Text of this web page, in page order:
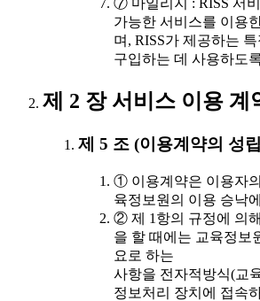
⑦ 마일리지 : RISS 서
가능한 서비스를 이용
며, RISS가 제공하는
구입하는 데 사용하도
제 2 장 서비스 이용 계
제 5 조 (이용계약의 성
① 이용계약은 이용자
육정보원의 이용 승낙
② 제 1항의 규정에 의
을 할 때에는 교육정보
요로 하는
사항을 전자적방식(교
정보처리 장치에 접속